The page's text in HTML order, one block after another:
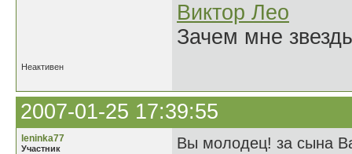
Виктор Лео
Зачем мне
Неактивен
2007-01-25 17:39:55
leninka77
Участник
Вы молодец! за сына